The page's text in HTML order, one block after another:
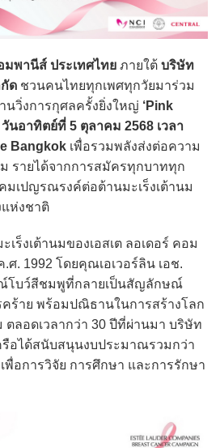
านีส์ ประเทศไทย ภายใต้ บริษัท
กัด ชวนคนไทยทุกเพศทุกวัยมาร่วม
นวิ่งการกุศลครั้งยิ่งใหญ่ ‘Pink
วันอาทิตย์ที่ 5 ตุลาคม 2568 เวลา
Bangkok เพื่อรวมพลังส่งต่อความ
ม รายได้จากการสมัครทุกบาททุก
เปญรณรงค์ต่อต้านมะเร็งเต้านม
ห่งชาติ
เต้านมของเอสเต ลอเดอร์ คอม
. 1992 โดยคุณเอเวอร์ลิน เอช.
โบว์สีชมพูที่กลายเป็นสัญลักษณ์
ร้าย พร้อมปณิธานในการสร้างโลก
ตลอดเวลากว่า 30 ปีที่ผ่านมา บริษัท
อได้สนับสนุนงบประมาณรวมกว่า
พื่อการวิจัย การศึกษา และการรักษา